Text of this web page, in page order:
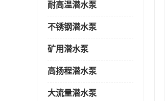
耐高温潜水泵
不锈钢潜水泵
矿用潜水泵
高扬程潜水泵
大流量潜水泵